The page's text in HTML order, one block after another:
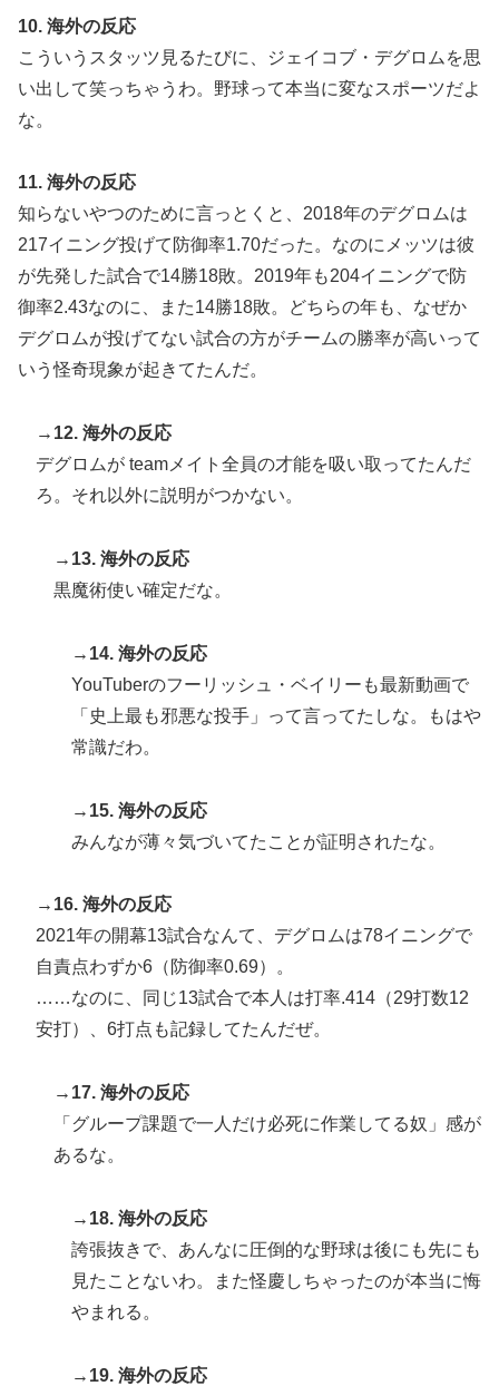
10. 海外の反応
こういうスタッツ見るたびに、ジェイコブ・デグロムを思
い出して笑っちゃうわ。野球って本当に変なスポーツだよ
な。
11. 海外の反応
知らないやつのために言っとくと、2018年のデグロムは
217イニング投げて防御率1.70だった。なのにメッツは彼
が先発した試合で14勝18敗。2019年も204イニングで防
御率2.43なのに、また14勝18敗。どちらの年も、なぜか
デグロムが投げてない試合の方がチームの勝率が高いって
いう怪奇現象が起きてたんだ。
→12. 海外の反応
デグロムが teamメイト全員の才能を吸い取ってたんだ
ろ。それ以外に説明がつかない。
→13. 海外の反応
黒魔術使い確定だな。
→14. 海外の反応
YouTuberのフーリッシュ・ベイリーも最新動画で
「史上最も邪悪な投手」って言ってたしな。もはや
常識だわ。
→15. 海外の反応
みんなが薄々気づいてたことが証明されたな。
→16. 海外の反応
2021年の開幕13試合なんて、デグロムは78イニングで
自責点わずか6（防御率0.69）。
……なのに、同じ13試合で本人は打率.414（29打数12
安打）、6打点も記録してたんだぜ。
→17. 海外の反応
「グループ課題で一人だけ必死に作業してる奴」感が
あるな。
→18. 海外の反応
誇張抜きで、あんなに圧倒的な野球は後にも先にも
見たことないわ。また怪慶しちゃったのが本当に悔
やまれる。
→19. 海外の反応